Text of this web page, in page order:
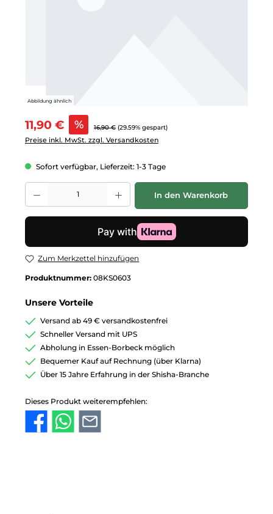
Abbildung ähnlich
Verkaufspreis:
11,90 € % Regulärer Preis:
16,90 € (29.59% gespart)
Preise inkl. MwSt. zzgl. Versandkosten
Sofort verfügbar, Lieferzeit: 1-3 Tage
Produkt Anzahl: Gib den gewünschten Wert ein oder benutze die
In den Warenkorb
Zum Merkzettel hinzufügen
Produktnummer: 08KS0603
Unsere Vorteile
Versand ab 49 € versandkostenfrei
Schneller Versand mit UPS
Abholung in Essen-Borbeck möglich
Bequemer Kauf auf Rechnung (über Klarna)
Über 15 Jahre Erfahrung in der Shisha-Branche
Dieses Produkt weiterempfehlen: